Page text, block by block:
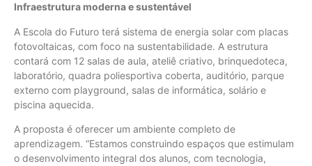
Infraestrutura moderna e sustentável
A Escola do Futuro terá sistema de energia solar com placas
fotovoltaicas, com foco na sustentabilidade. A estrutura
contará com 12 salas de aula, ateliê criativo, brinquedoteca,
laboratório, quadra poliesportiva coberta, auditório, parque
externo com playground, salas de informática, solário e
piscina aquecida.
A proposta é oferecer um ambiente completo de
aprendizagem. “Estamos construindo espaços que estimulam
o desenvolvimento integral dos alunos, com tecnologia,